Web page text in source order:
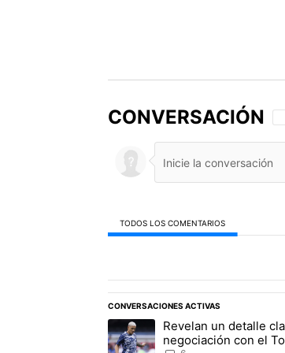
CONVERSACIÓN
TODOS LOS COMENTARIOS